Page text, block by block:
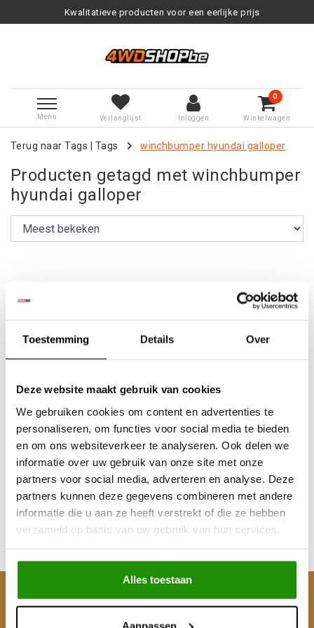
Toestemming Details Over
Deze website maakt gebruik van cookies
We gebruiken cookies om content en advertenties te
personaliseren, om functies voor social media te bieden
en om ons websiteverkeer te analyseren. Ook delen we
informatie over uw gebruik van onze site met onze
partners voor social media, adverteren en analyse. Deze
partners kunnen deze gegevens combineren met andere
informatie die u aan ze heeft verstrekt of die ze hebben
verzameld op basis van uw gebruik van hun services.
Alles toestaan
Aanpassen
Kwalitatieve producten voor een eerlijke prijs
Menu Verlanglijst Inloggen
0
Winkelwagen
Terug naar Tags Tags winchbumper hyundai galloper
Producten getagd met winchbumper
hyundai galloper
Voorbumper Hyundai
Galloper 98-03
€925,62
Excl. btw
€1.120,00
Klantenservice